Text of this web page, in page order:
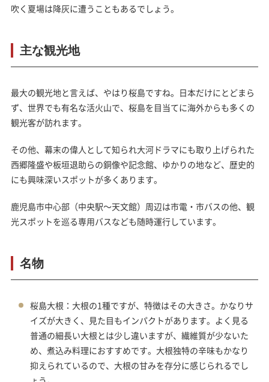
吹く夏場は降灰に遭うこともあるでしょう。
主な観光地
最大の観光地と言えば、やはり桜島ですね。日本だけにとどまら
ず、世界でも有名な活火山で、桜島を目当てに海外からも多くの
観光客が訪れます。
その他、幕末の偉人として知られ大河ドラマにも取り上げられた
西郷隆盛や板垣退助らの銅像や記念館、ゆかりの地など、歴史的
にも興味深いスポットが多くあります。
鹿児島市中心部（中央駅～天文館）周辺は市電・市バスの他、観
光スポットを巡る専用バスなども随時運行しています。
名物
桜島大根：大根の1種ですが、特徴はその大きさ。かなりサ
イズが大きく、見た目もインパクトがあります。よく見る
普通の細長い大根とは少し違いますが、繊維質が少ないた
め、煮込み料理におすすめです。大根独特の辛味もかなり
抑えられているので、大根の甘みを存分に感じられるでし